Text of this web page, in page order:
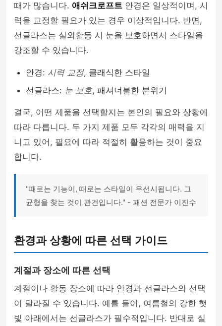
때가 많습니다. 애쉬크로프트 안경은 일상적이며, 시
력을 교정할 필요가 있는 경우 이상적입니다. 반면,
선글라스는 실외활동 시 눈을 보호하면서 스타일을
강조할 수 있습니다.
안경: 시력 교정, 클래식한 스타일
선글라스: 눈 보호, 패셔너블한 분위기
결국, 어떤 제품을 선택할지는 본인의 필요와 상황에
따라 다릅니다. 두 가지 제품 모두 각각의 매력을 지
니고 있어, 필요에 따라 적절히 활용하는 것이 중요
합니다.
"때로는 기능이, 때로는 스타일이 우선시됩니다. 그
균형을 찾는 것이 관건입니다." - 패션 전문가 이진수
환경과 상황에 따른 선택 가이드
계절과 장소에 따른 선택
계절이나 활동 장소에 따라 안경과 선글라스의 선택
이 달라질 수 있습니다. 예를 들어, 여름철의 강한 햇
빛 아래에서는 선글라스가 필수적입니다. 반대로 실